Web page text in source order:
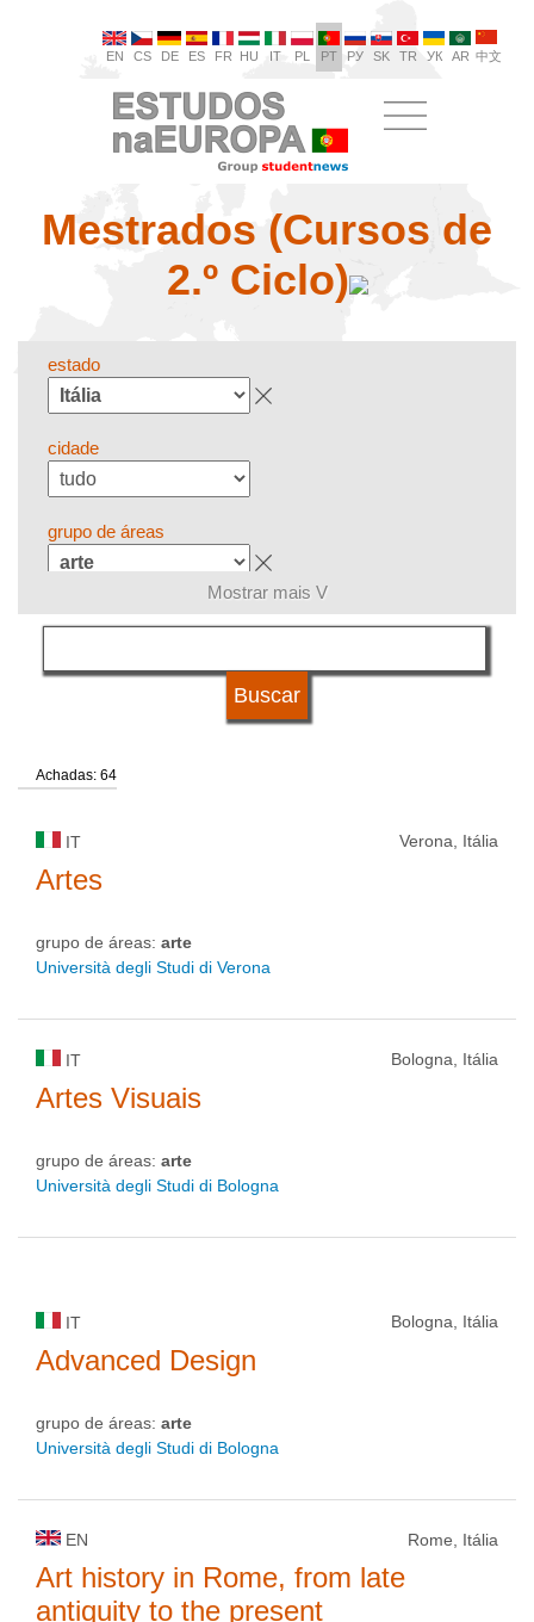
EN CS DE ES FR HU IT PL PT РУ SK TR УК AR 中文
Mestrados (Cursos de
2.º Ciclo)
estado
cidade
grupo de áreas
língua
status de universidade
Mostrar mais V
Achadas: 64
IT Verona, Itália
Artes
grupo de áreas: arte
Università degli Studi di Verona
IT Bologna, Itália
Artes Visuais
grupo de áreas: arte
Università degli Studi di Bologna
IT Bologna, Itália
Advanced Design
grupo de áreas: arte
Università degli Studi di Bologna
EN Rome, Itália
Art history in Rome, from late
antiquity to the present